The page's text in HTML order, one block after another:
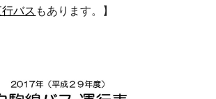
バス もあります。】